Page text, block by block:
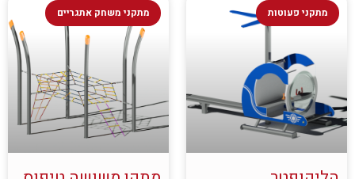
מתקני פעוטות מתקני משחק אתגריים